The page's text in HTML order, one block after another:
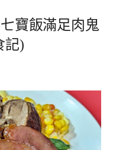
寶飯滿足肉鬼
記)